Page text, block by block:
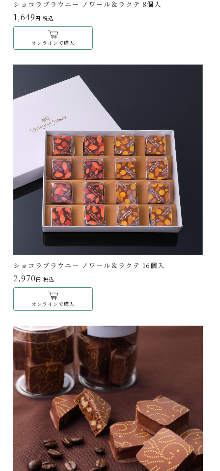
ショコラブラウニー ノワール＆ラクテ 8個入
1,649 円 税込
オンラインで購入
ショコラブラウニー ノワール＆ラクテ 16個入
2,970 円 税込
オンラインで購入